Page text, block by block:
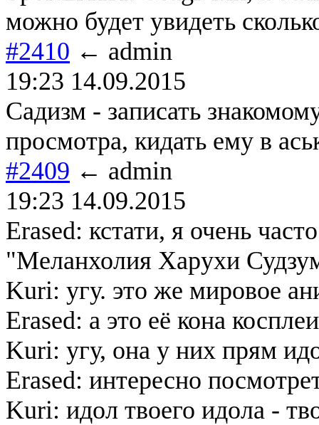
можно будет увидеть
#2410 ← admin
19:23 14.09.2015
Садизм - записать
просмотра, кидать ему в
#2409 ← admin
19:23 14.09.2015
Erased: кстати, я очень
"Меланхолия Харухи
Kuri: угу. это же мировое
Erased: а это её кона
Kuri: угу, она у них прям
Erased: интересно
Kuri: идол твоего идола -